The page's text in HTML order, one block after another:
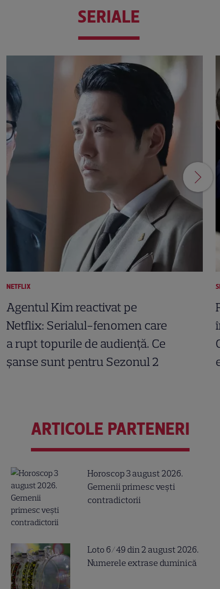
SERIALE
NETFLIX
Agentul Kim reactivat pe
Netflix: Serialul-fenomen care
a rupt topurile de audiență. Ce
șanse sunt pentru Sezonul 2
ARTICOLE PARTENERI
Horoscop 3 august 2026.
Gemenii primesc vești
contradictorii
Loto 6/49 din 2 august 2026.
Numerele extrase duminică